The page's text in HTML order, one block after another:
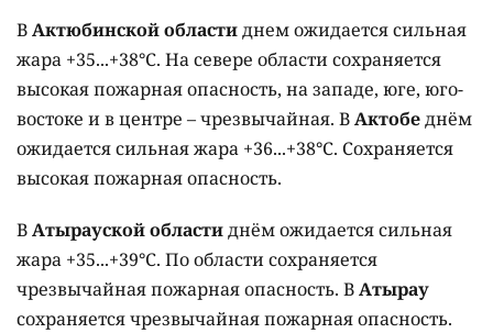
ВАктюбинской областиднем ожидается сильная
жара +35...+38°C. На севере области сохраняется
высокая пожарная опасность, на западе, юге, юго-
востоке и в центре – чрезвычайная. ВАктобеднём
ожидается сильная жара +36...+38°C. Сохраняется
высокая пожарная опасность.
ВАтырауской областиднём ожидается сильная
жара +35...+39°C. По области сохраняется
чрезвычайная пожарная опасность. ВАтырау
сохраняется чрезвычайная пожарная опасность.